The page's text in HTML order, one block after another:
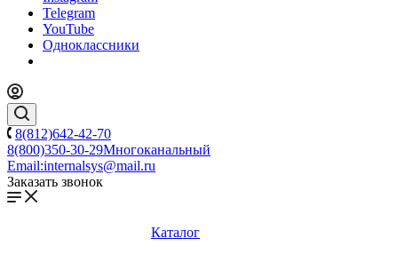
Telegram
YouTube
Одноклассники
8(812)642-42-70
8(800)350-30-29Многоканальный
Email:internalsys@mail.ru
Заказать звонок
Каталог